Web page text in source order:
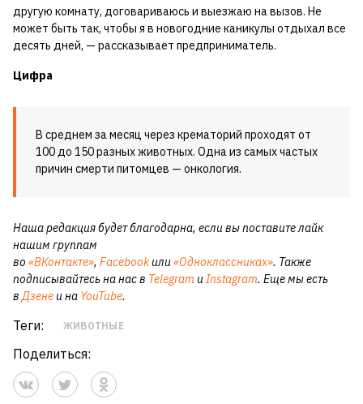
другую комнату, договариваюсь и выезжаю на вызов. Не
может быть так, чтобы я в новогодние каникулы отдыхал все
десять дней, — рассказывает предприниматель.
Цифра
В среднем за месяц через крематорий проходят от
100 до 150 разных животных. Одна из самых частых
причин смерти питомцев — онкология.
Наша редакция будет благодарна, если вы поставите лайк
нашим группам
во «ВКонтакте», Facebookили«Одноклассниках». Также
подписывайтесь на нас в Telegram иInstagram. Еще мы есть
вДзенеи на YouTube.
Теги: ЖИВОТНЫЕ
Поделиться: